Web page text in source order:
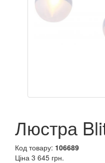
Люстра
Код товару: 106689
Ціна 3 645 грн.